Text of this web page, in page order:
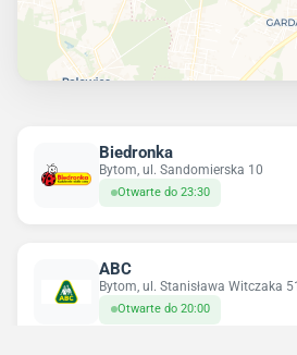
Biedronka
Bytom, ul. Sandomierska 10
Otwarte do 23:30
ABC
Bytom, ul. Stanisława Witczaka 51
Otwarte do 20:00